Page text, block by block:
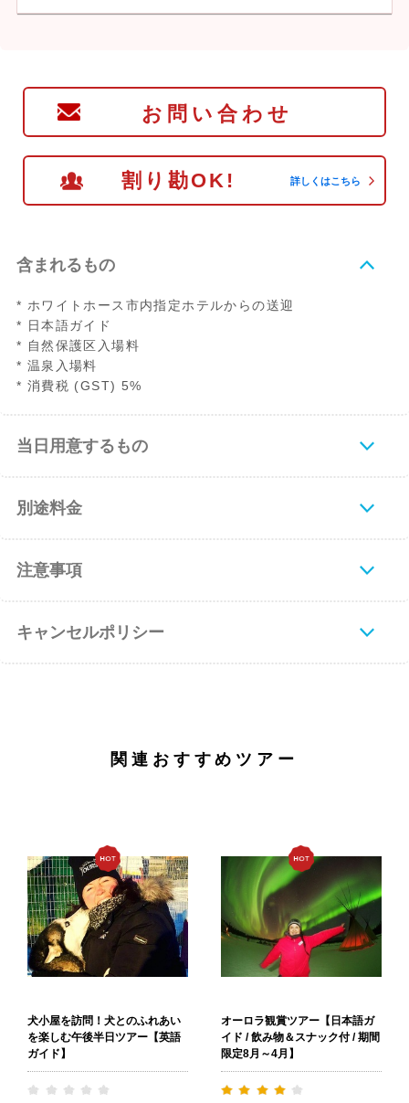
お問い合わせ
割り勘OK! 詳しくはこちら
含まれるもの
* ホワイトホース市内指定ホテルからの送迎
* 日本語ガイド
* 自然保護区入場料
* 温泉入場料
* 消費税 (GST) 5%
当日用意するもの
別途料金
注意事項
キャンセルポリシー
関連おすすめツアー
犬小屋を訪問！犬とのふれあい
を楽しむ午後半日ツアー【英語
ガイド】
オーロラ観賞ツアー【日本語ガ
イド / 飲み物＆スナック付 / 期間
限定8月～4月】